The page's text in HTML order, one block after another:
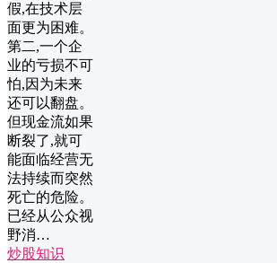
假,在技术层
面更为困难。
第二,一个企
业的亏损不可
怕,因为未来
还可以翻盘。
但现金流如果
断裂了,就可
能面临经营无
法持续而突然
死亡的危险。
已经从公众视
野消…
炒股知识